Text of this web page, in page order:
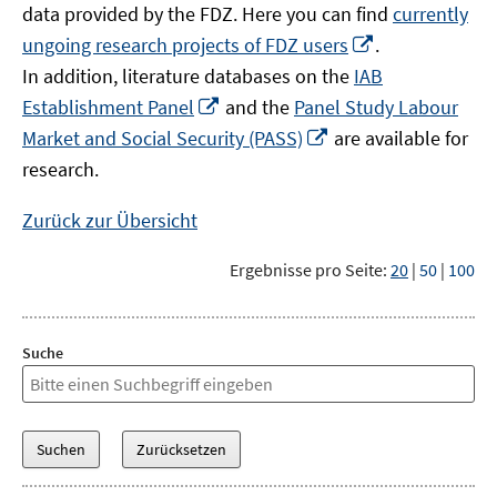
data provided by the FDZ. Here you can find currently
ungoing research projects of FDZ users
neuem
Fenster
öffnen
.
In addition, literature databases on the IAB
Establishment Panel
In
neuem
Fenster
and the Panel Study Labour
Market and Social Security (PASS)
In
are available for
research.
Zurück zur Übersicht
Ergebnisse pro Seite: 20 | 50 | 100
Suche